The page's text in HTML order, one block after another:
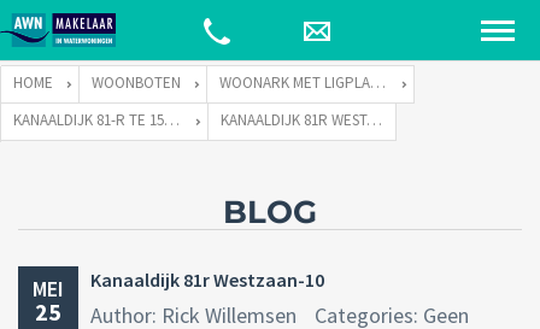
HOME WOONBOTEN
WOONARK MET LIGPLAATS
KANAALDIJK 81-R TE 1551 PH WESTZAAN
KANAALDIJK 81R WESTZAAN-10
BLOG
MEI
25
Kanaaldijk 81r Westzaan-10
Author: Rick Willemsen Categories: Geen